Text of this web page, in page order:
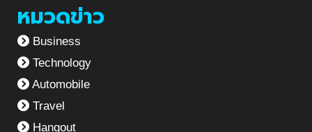
หมวดข่าว
Business
Technology
Automobile
Travel
Hangout